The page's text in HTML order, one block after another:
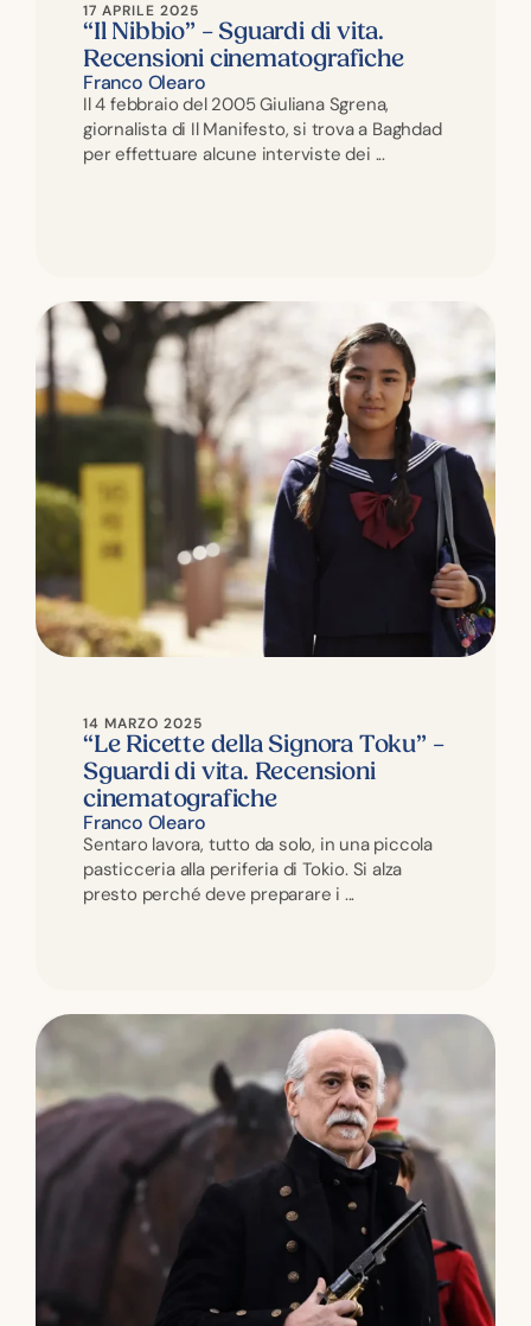
17 APRILE 2025
“Il Nibbio” – Sguardi di vita.
Recensioni cinematografiche
Franco Olearo
Il 4 febbraio del 2005 Giuliana Sgrena,
giornalista di Il Manifesto, si trova a Baghdad
per effettuare alcune interviste dei ...
14 MARZO 2025
“Le Ricette della Signora Toku” –
Sguardi di vita. Recensioni
cinematografiche
Franco Olearo
Sentaro lavora, tutto da solo, in una piccola
pasticceria alla periferia di Tokio. Si alza
presto perché deve preparare i ...